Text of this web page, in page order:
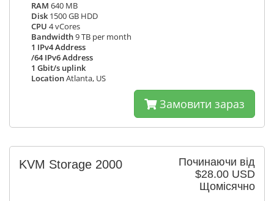
RAM 640 MB
Disk 1500 GB HDD
CPU 4 vCores
Bandwidth9 TB per month
1 IPv4 Address
/64 IPv6 Address
1 Gbit/s uplink
LocationAtlanta, US
Замовити зараз
Починаючи від
$28.00 USD
Щомісячно
KVM Storage 2000